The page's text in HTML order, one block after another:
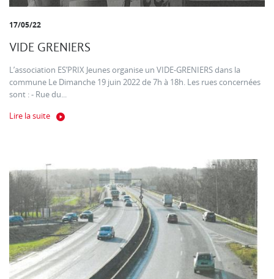
17/05/22
VIDE GRENIERS
L’association ES’PRIX Jeunes organise un VIDE-GRENIERS dans la
commune Le Dimanche 19 juin 2022 de 7h à 18h. Les rues concernées
sont : - Rue du...
Lire la suite